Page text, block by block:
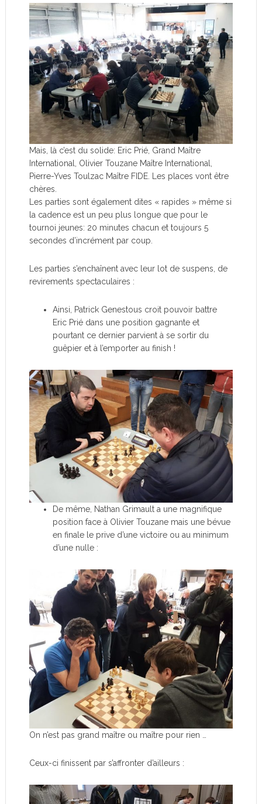
Mais, là c’est du solide: Eric Prié, Grand Maître
International, Olivier Touzane Maître International,
Pierre-Yves Toulzac Maître FIDE. Les places vont être
chères.
Les parties sont également dites « rapides » même si
la cadence est un peu plus longue que pour le
tournoi jeunes: 20 minutes chacun et toujours 5
secondes d’incrément par coup.
Les parties s’enchaînent avec leur lot de suspens, de
revirements spectaculaires :
Ainsi, Patrick Genestous croit pouvoir battre
Eric Prié dans une position gagnante et
pourtant ce dernier parvient à se sortir du
guêpier et à l’emporter au finish !
De même, Nathan Grimault a une magnifique
position face à Olivier Touzane mais une bévue
en finale le prive d’une victoire ou au minimum
d’une nulle :
On n’est pas grand maître ou maître pour rien …
Ceux-ci finissent par s’affronter d’ailleurs :